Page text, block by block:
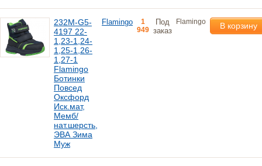
232M-G5-
4197 22-
1,23-1,24-
1,25-1,26-
1,27-1
Flamingo
Ботинки
Повсед
Оксфорд
Иск.мат,
Мемб/
нат.шерсть,
ЭВА Зима
Муж
Flamingo
1
949
Под
заказ
Flamingo В корзину